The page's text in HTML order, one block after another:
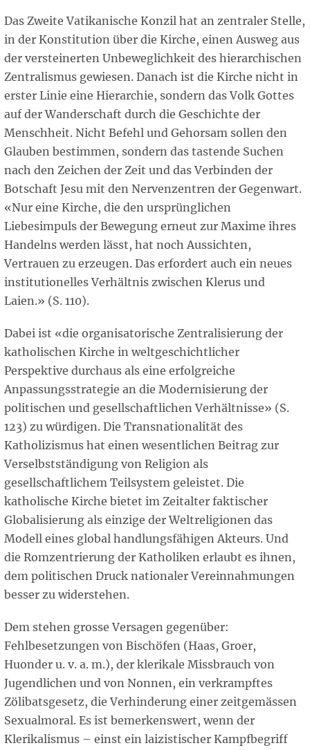
Das Zweite Vatikanische Konzil hat an zentraler Stelle,
in der Konstitution über die Kirche, einen Ausweg aus
der versteinerten Unbeweglichkeit des hierarchischen
Zentralismus gewiesen. Danach ist die Kirche nicht in
erster Linie eine Hierarchie, sondern das Volk Gottes
auf der Wanderschaft durch die Geschichte der
Menschheit. Nicht Befehl und Gehorsam sollen den
Glauben bestimmen, sondern das tastende Suchen
nach den Zeichen der Zeit und das Verbinden der
Botschaft Jesu mit den Nervenzentren der Gegenwart.
«Nur eine Kirche, die den ursprünglichen
Liebesimpuls der Bewegung erneut zur Maxime ihres
Handelns werden lässt, hat noch Aussichten,
Vertrauen zu erzeugen. Das erfordert auch ein neues
institutionelles Verhältnis zwischen Klerus und
Laien.» (S. 110).
Dabei ist «die organisatorische Zentralisierung der
katholischen Kirche in weltgeschichtlicher
Perspektive durchaus als eine erfolgreiche
Anpassungsstrategie an die Modernisierung der
politischen und gesellschaftlichen Verhältnisse» (S.
123) zu würdigen. Die Transnationalität des
Katholizismus hat einen wesentlichen Beitrag zur
Verselbstständigung von Religion als
gesellschaftlichem Teilsystem geleistet. Die
katholische Kirche bietet im Zeitalter faktischer
Globalisierung als einzige der Weltreligionen das
Modell eines global handlungsfähigen Akteurs. Und
die Romzentrierung der Katholiken erlaubt es ihnen,
dem politischen Druck nationaler Vereinnahmungen
besser zu widerstehen.
Dem stehen grosse Versagen gegenüber:
Fehlbesetzungen von Bischöfen (Haas, Groer,
Huonder u. v. a. m.), der klerikale Missbrauch von
Jugendlichen und von Nonnen, ein verkrampftes
Zölibatsgesetz, die Verhinderung einer zeitgemässen
Sexualmoral. Es ist bemerkenswert, wenn der
Klerikalismus – einst ein laizistischer Kampfbegriff